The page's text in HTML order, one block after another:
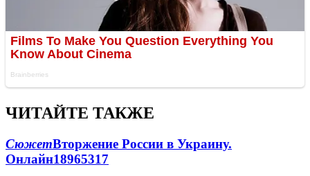
ЧИТАЙТЕ ТАКЖЕ
СюжетВторжение России в Украину.
Онлайн18965317